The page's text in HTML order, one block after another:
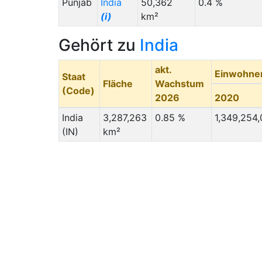
Punjab
India
(i)
50,362
km²
0.4 %
Gehört zu India
Staat
(Code)
Fläche
akt.
Wachstum
2026
2020
India
(IN)
3,287,263
km²
0.85 %